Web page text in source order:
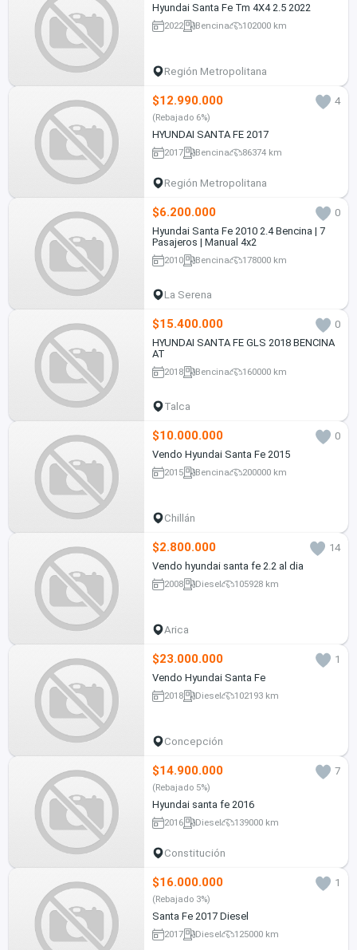
Hyundai Santa Fe Tm 4X4 2.5 2022
2022 Bencina 102000 km
Región Metropolitana
$12.990.000 4
(Rebajado 6%)
HYUNDAI SANTA FE 2017
2017 Bencina 86374 km
Región Metropolitana
$6.200.000
0
Hyundai Santa Fe 2010 2.4 Bencina | 7
Pasajeros | Manual 4x2
2010 Bencina 178000 km
La Serena
$15.400.000
0
HYUNDAI SANTA FE GLS 2018 BENCINA
AT
2018 Bencina 160000 km
Talca
$10.000.000
0
Vendo Hyundai Santa Fe 2015
2015 Bencina 200000 km
Chillán
$2.800.000
14
Vendo hyundai santa fe 2.2 al dia
2008 Diesel 105928 km
Arica
$23.000.000
1
Vendo Hyundai Santa Fe
2018 Diesel 102193 km
Concepción
$14.900.000 7
(Rebajado 5%)
Hyundai santa fe 2016
2016 Diesel 139000 km
Constitución
$16.000.000 1
(Rebajado 3%)
Santa Fe 2017 Diesel
2017 Diesel 125000 km